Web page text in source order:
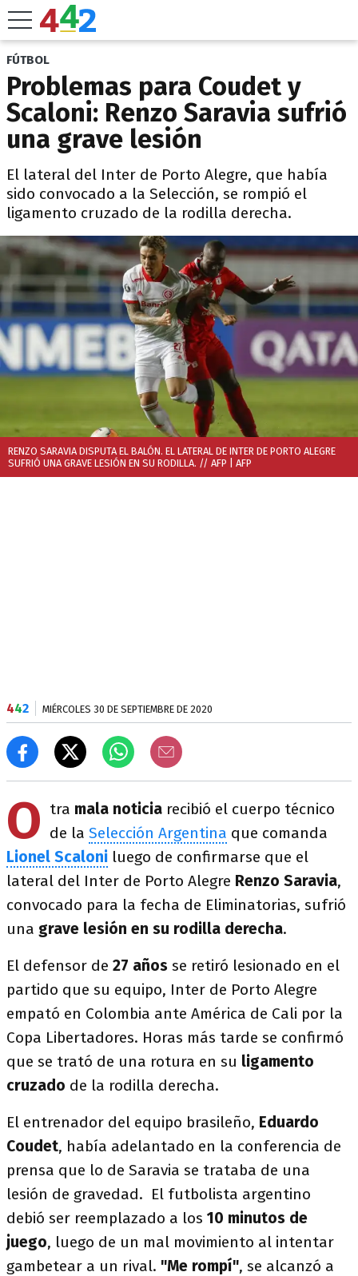
FÚTBOL
Problemas para Coudet y
Scaloni: Renzo Saravia sufrió
una grave lesión
El lateral del Inter de Porto Alegre, que había
sido convocado a la Selección, se rompió el
ligamento cruzado de la rodilla derecha.
RENZO SARAVIA DISPUTA EL BALÓN. EL LATERAL DE INTER DE PORTO ALEGRE
SUFRIÓ UNA GRAVE LESIÓN EN SU RODILLA. // AFP | AFP
442 MIÉRCOLES 30 DE SEPTIEMBRE DE 2020
O tra mala noticia recibió el cuerpo técnico
de la Selección Argentina que comanda
Lionel Scaloni luego de confirmarse que el
lateral del Inter de Porto Alegre Renzo Saravia,
convocado para la fecha de Eliminatorias, sufrió
una grave lesión en su rodilla derecha.
El defensor de 27 años se retiró lesionado en el
partido que su equipo, Inter de Porto Alegre
empató en Colombia ante América de Cali por la
Copa Libertadores. Horas más tarde se confirmó
que se trató de una rotura en su ligamento
cruzado de la rodilla derecha.
El entrenador del equipo brasileño, Eduardo
Coudet, había adelantado en la conferencia de
prensa que lo de Saravia se trataba de una
lesión de gravedad. El futbolista argentino
debió ser reemplazado a los 10 minutos de
juego, luego de un mal movimiento al intentar
gambetear a un rival. "Me rompí", se alcanzó a